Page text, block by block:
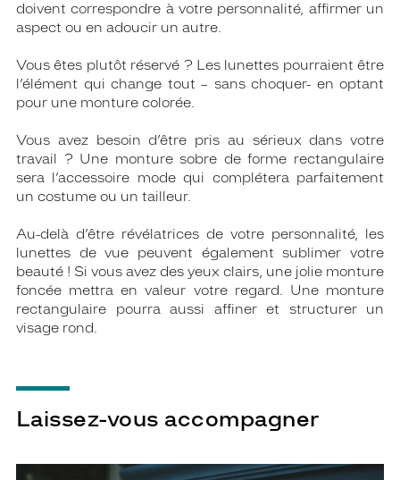
doivent correspondre à votre personnalité, affirmer un
aspect ou en adoucir un autre.
Vous êtes plutôt réservé ? Les lunettes pourraient être
l’élément qui change tout – sans choquer- en optant
pour une monture colorée.
Vous avez besoin d’être pris au sérieux dans votre
travail ? Une monture sobre de forme rectangulaire
sera l’accessoire mode qui complétera parfaitement
un costume ou un tailleur.
Au-delà d’être révélatrices de votre personnalité, les
lunettes de vue peuvent également sublimer votre
beauté ! Si vous avez des yeux clairs, une jolie monture
foncée mettra en valeur votre regard. Une monture
rectangulaire pourra aussi affiner et structurer un
visage rond.
Laissez-vous accompagner